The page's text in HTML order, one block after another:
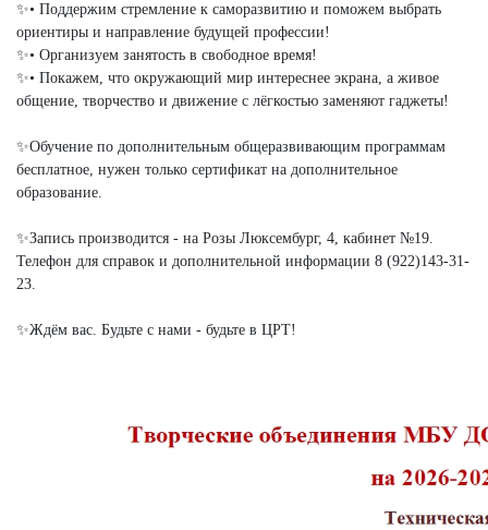
✨• Поддержим стремление к саморазвитию и поможем выбрать
ориентиры и направление будущей профессии!
✨• Организуем занятость в свободное время!
✨• Покажем, что окружающий мир интереснее экрана, а живое
общение, творчество и движение с лёгкостью заменяют гаджеты!
✨Обучение по дополнительным общеразвивающим программам
бесплатное, нужен только сертификат на дополнительное
образование.
✨Запись производится - на Розы Люксембург, 4, кабинет №19.
Телефон для справок и дополнительной информации 8 (922)143-31-
23.
✨Ждём вас. Будьте с нами - будьте в ЦРТ!